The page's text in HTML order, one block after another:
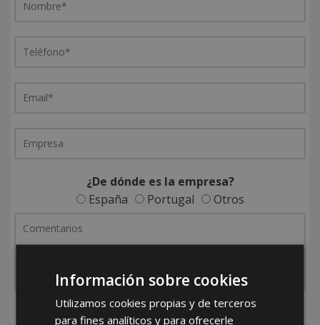
¿De dónde es la empresa?
España
Portugal Otros
He leído y acepto laPolítica de Privacidad
Información sobre cookies
Utilizamos cookies propias y de terceros
para fines analíticos y para ofrecerle